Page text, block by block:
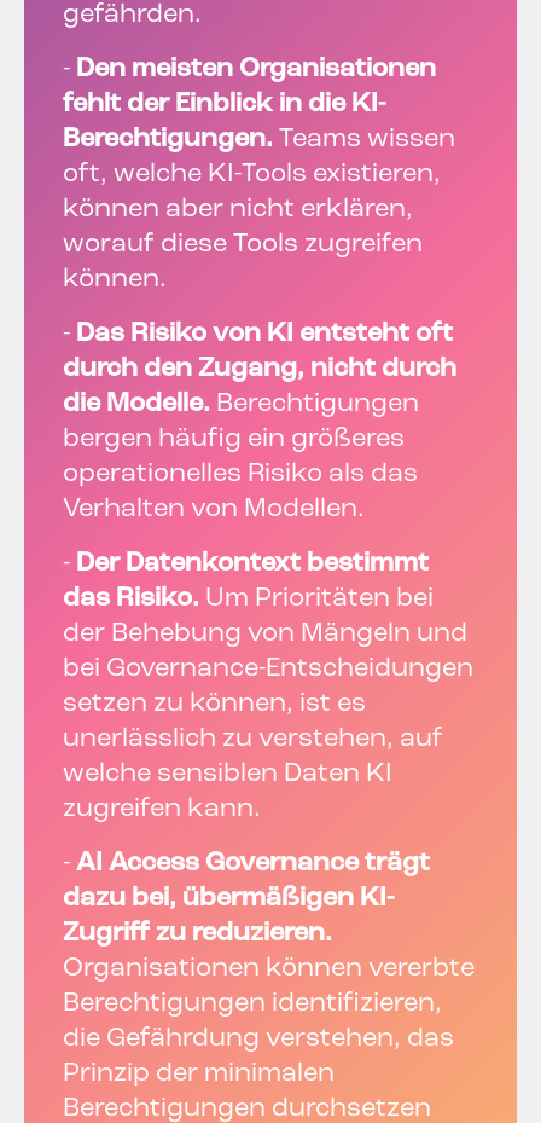
gefährden.
- Den meisten Organisationen
fehlt der Einblick in die KI-
Berechtigungen. Teams wissen
oft, welche KI-Tools existieren,
können aber nicht erklären,
worauf diese Tools zugreifen
können.
- Das Risiko von KI entsteht oft
durch den Zugang, nicht durch
die Modelle. Berechtigungen
bergen häufig ein größeres
operationelles Risiko als das
Verhalten von Modellen.
- Der Datenkontext bestimmt
das Risiko. Um Prioritäten bei
der Behebung von Mängeln und
bei Governance-Entscheidungen
setzen zu können, ist es
unerlässlich zu verstehen, auf
welche sensiblen Daten KI
zugreifen kann.
- AI Access Governance trägt
dazu bei, übermäßigen KI-
Zugriff zu reduzieren.
Organisationen können vererbte
Berechtigungen identifizieren,
die Gefährdung verstehen, das
Prinzip der minimalen
Berechtigungen durchsetzen